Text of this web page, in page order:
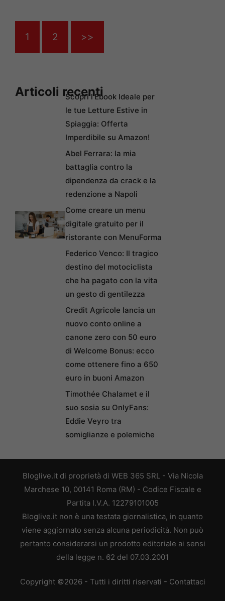
1 2 >>
Articoli recentiScopri l’Ebook Ideale per
le tue Letture Estive in
Spiaggia: Offerta
Imperdibile su Amazon!
Abel Ferrara: la mia
battaglia contro la
dipendenza da crack e la
redenzione a Napoli
Come creare un menu
digitale gratuito per il
ristorante con MenuForma
Federico Venco: Il tragico
destino del motociclista
che ha pagato con la vita
un gesto di gentilezza
Credit Agricole lancia un
nuovo conto online a
canone zero con 50 euro
di Welcome Bonus: ecco
come ottenere fino a 650
euro in buoni Amazon
Timothée Chalamet e il
suo sosia su OnlyFans:
Eddie Veyro tra
somiglianze e polemiche
Bloglive.it di proprietà di WEB 365 SRL - Via Nicola
Marchese 10, 00141 Roma (RM) - Codice Fiscale e
Partita I.V.A. 12279101005
Bloglive.it non è una testata giornalistica, in quanto
viene aggiornato senza alcuna periodicità. Non può
pertanto considerarsi un prodotto editoriale ai sensi
della legge n. 62 del 07.03.2001
Copyright ©2026 - Tutti i diritti riservati - Contattaci